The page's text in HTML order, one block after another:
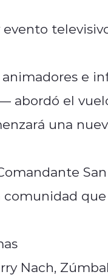
e
abordó el
una
comunidad
Nach,